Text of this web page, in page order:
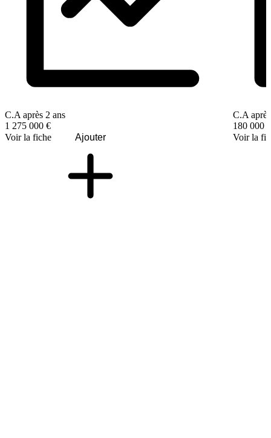
C.A après 2 ans
1 275 000 €
Voir la fiche
Ajouter
C.A
180 000 €
Voir la